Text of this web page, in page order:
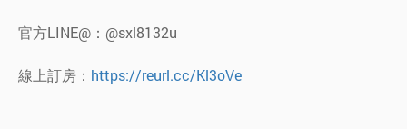
官方LINE@：@sxl8132u
線上訂房： https://reurl.cc/Kl3oVe